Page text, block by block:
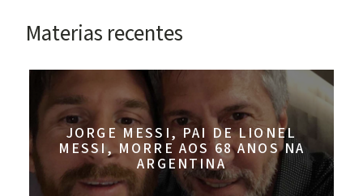
Materias recentes
JORGE MESSI, PAI DE LIONEL
MESSI, MORRE AOS 68 ANOS NA
ARGENTINA